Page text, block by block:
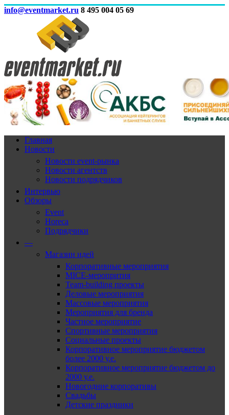
info@eventmarket.ru 8 495 004 05 69
Главная
Новости
Новости event-рынка
Новости агентств
Новости подрядчиков
Интервью
Обзоры
Event
Horeca
Подрядчики
—
Магазин идей
Корпоративные мероприятия
MICE-меропрития
Team-building проекты
Деловые мероприятия
Массовые мероприятия
Мероприятия для бренда
Частное мероприятие
Спортивные мероприятия
Социальные проекты
Корпоративное мероприятие бюджетом
более 2000 у.е.
Корпоративное мероприятие бюджетом до
2000 у.е.
Новогодние корпоративы
Свадьбы
Детские праздники